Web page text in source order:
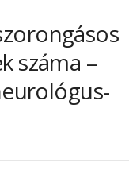
száma –